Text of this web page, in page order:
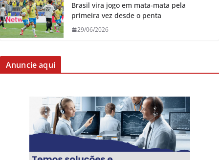
Brasil vira jogo em mata-mata pela
primeira vez desde o penta
29/06/2026
Anuncie aqui